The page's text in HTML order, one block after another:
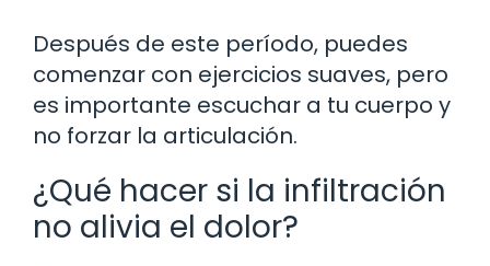
Después de este período, puedes
comenzar con ejercicios suaves, pero
es importante escuchar a tu cuerpo y
no forzar la articulación.
¿Qué hacer si la infiltración
no alivia el dolor?